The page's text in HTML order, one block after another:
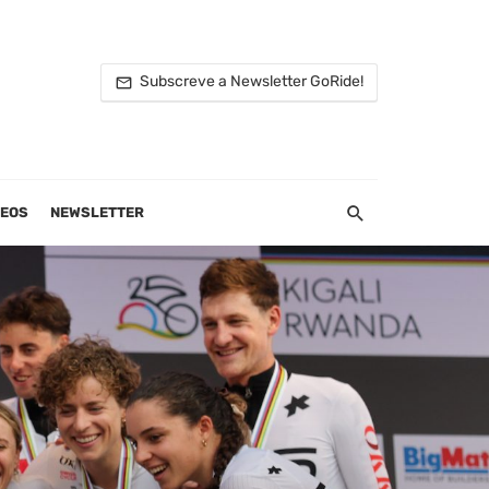
Subscreve a Newsletter GoRide!
NEWSLETTER